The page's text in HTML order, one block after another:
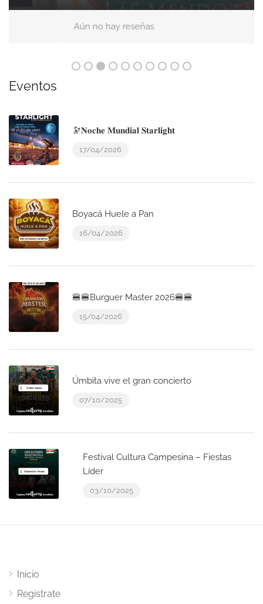
Aún no hay reseñas
Eventos
🔭𝐍𝐨𝐜𝐡𝐞 𝐌𝐮𝐧𝐝𝐢𝐚𝐥 𝐒𝐭𝐚𝐫𝐥𝐢𝐠𝐡𝐭
17/04/2026
Boyacá Huele a Pan
16/04/2026
🍔🍔Burguer Master 2026🍔🍔
15/04/2026
Úmbita vive el gran concierto
07/10/2025
Festival Cultura Campesina – Fiestas
Líder
03/10/2025
Inicio
Regístrate